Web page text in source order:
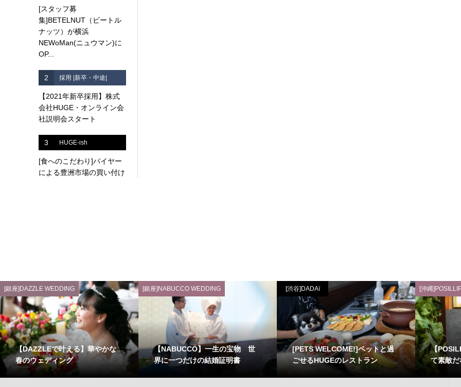
[スタッフ募
集]BETELNUT（ビートル
ナッツ）が横浜
NEWoMan(ニュウマン)に
OP...
2 採用 |新卒・中途|
【2021年新卒採用】株式
会社HUGE・オンライン会
社説明会スタート
3 HUGE-ish
[食へのこだわり]バイヤー
による豊洲市場の買い付け
[銀座]DAZZLE WEDDING
【DAZZLEで叶える】華やかな
春のウェディング
[銀座]NABUCCO WEDDING
【NABUCCO】一生の宝物 世
界に一つだけの結婚証明書
[渋谷]DADAï
[PETS WELCOME!]ペットと過
ごせるHUGEのレストラン
[沖縄
【
て素敵だ